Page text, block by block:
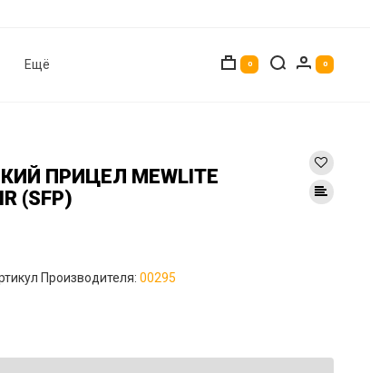
Ещё 0 0
ПРИЦЕЛ MEWLITE
(SFP)
Производителя: 00295